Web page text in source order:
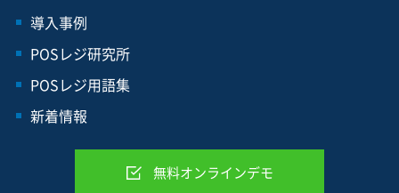
導入事例
POSレジ研究所
POSレジ用語集
新着情報
無料オンラインデモ